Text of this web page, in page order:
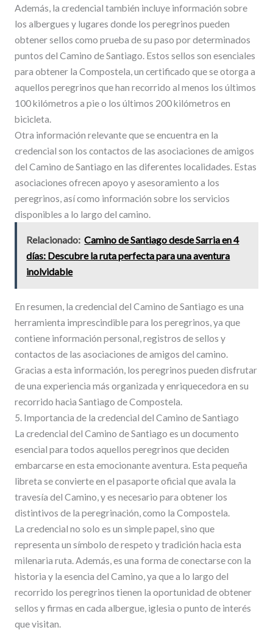
Además, la credencial también incluye información sobre
los albergues y lugares donde los peregrinos pueden
obtener sellos como prueba de su paso por determinados
puntos del Camino de Santiago. Estos sellos son esenciales
para obtener la Compostela, un certificado que se otorga a
aquellos peregrinos que han recorrido al menos los últimos
100 kilómetros a pie o los últimos 200 kilómetros en
bicicleta.
Otra información relevante que se encuentra en la
credencial son los contactos de las asociaciones de amigos
del Camino de Santiago en las diferentes localidades. Estas
asociaciones ofrecen apoyo y asesoramiento a los
peregrinos, así como información sobre los servicios
disponibles a lo largo del camino.
Relacionado: Camino de Santiago desde Sarria en 4
días: Descubre la ruta perfecta para una aventura
inolvidable
En resumen, la credencial del Camino de Santiago es una
herramienta imprescindible para los peregrinos, ya que
contiene información personal, registros de sellos y
contactos de las asociaciones de amigos del camino.
Gracias a esta información, los peregrinos pueden disfrutar
de una experiencia más organizada y enriquecedora en su
recorrido hacia Santiago de Compostela.
5. Importancia de la credencial del Camino de Santiago
La credencial del Camino de Santiago es un documento
esencial para todos aquellos peregrinos que deciden
embarcarse en esta emocionante aventura. Esta pequeña
libreta se convierte en el pasaporte oficial que avala la
travesía del Camino, y es necesario para obtener los
distintivos de la peregrinación, como la Compostela.
La credencial no solo es un simple papel, sino que
representa un símbolo de respeto y tradición hacia esta
milenaria ruta. Además, es una forma de conectarse con la
historia y la esencia del Camino, ya que a lo largo del
recorrido los peregrinos tienen la oportunidad de obtener
sellos y firmas en cada albergue, iglesia o punto de interés
que visitan.